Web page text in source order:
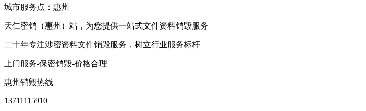
城市服务点：惠州
天仁密销（惠州）站，为您提供一站式文件资料销毁服务
二十年专注涉密资料文件销毁服务，树立行业服务标杆
上门服务-保密销毁-价格合理
惠州销毁热线
13711115910